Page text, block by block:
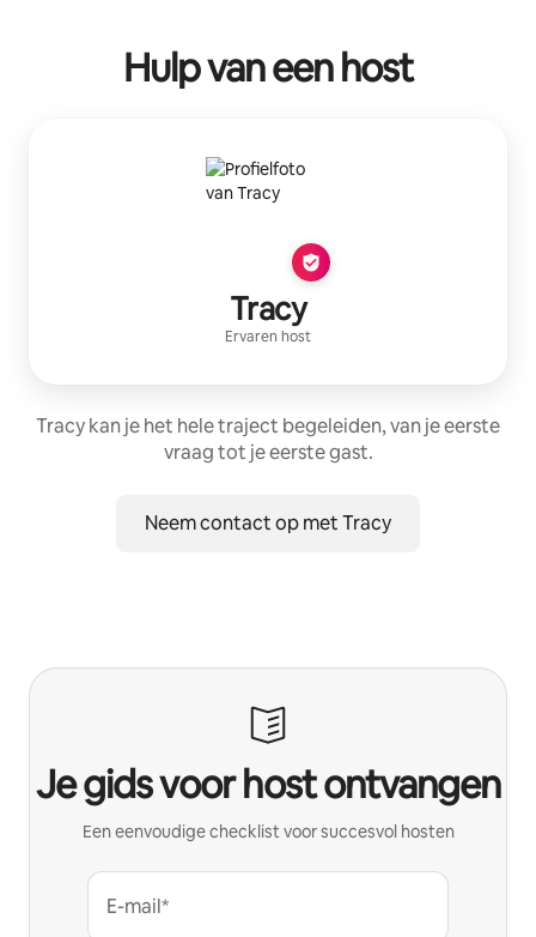
Hulp van een host
Tracy
Ervaren host
Tracy kan je het hele traject begeleiden, van je eerste
vraag tot je eerste gast.
Neem contact op met Tracy
Je gids voor host ontvangen
Een eenvoudige checklist voor succesvol hosten
E-mail*